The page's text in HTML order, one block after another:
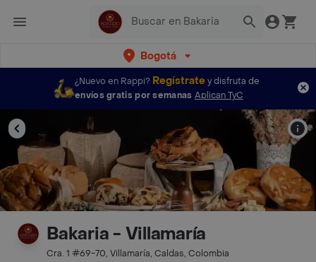
Bogotá
¿Nuevo en Rappi? Regístratey disfruta de
envíos gratis por semanas Aplican TyC
Bakaria - Villamaría
Cra. 1 #69-70, Villamaría, Caldas, Colombia